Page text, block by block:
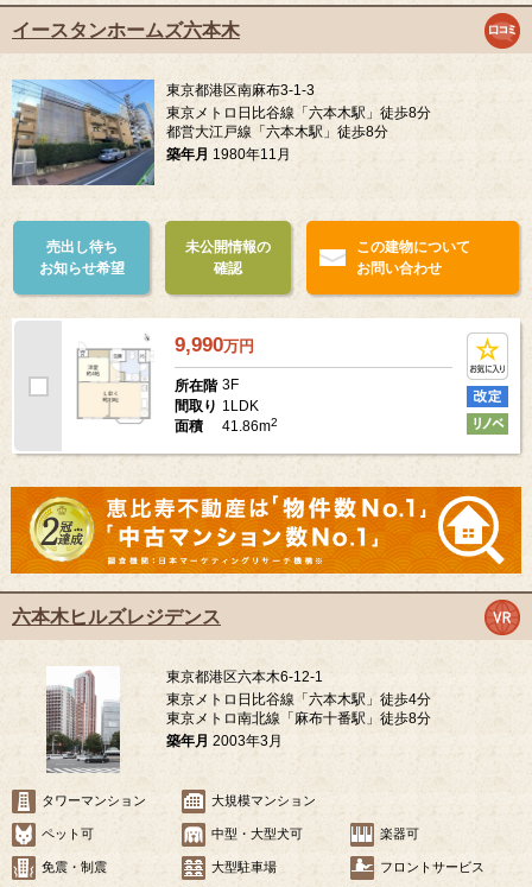
イースタンホームズ六本木
東京都港区南麻布3-1-3
東京メトロ日比谷線「六本木駅」徒歩8分
都営大江戸線「六本木駅」徒歩8分
築年月 1980年11月
売出し待ち
お知らせ希望
未公開情報の
確認
この建物について
お問い合わせ
9,990万円
所在階 3F
間取り 1LDK
面積
41.86m2
六本木ヒルズレジデンス
東京都港区六本木6-12-1
東京メトロ日比谷線「六本木駅」徒歩4分
東京メトロ南北線「麻布十番駅」徒歩8分
築年月 2003年3月
タワーマンション 大規模マンション
ペット可 中型・大型犬可 楽器可
免震・制震 大型駐車場 フロントサービス